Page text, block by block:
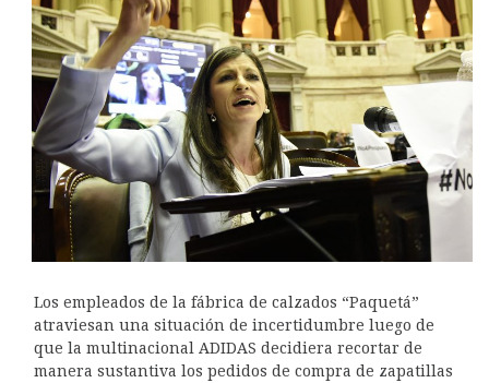
Los empleados de la fábrica de calzados “Paquetá”
atraviesan una situación de incertidumbre luego de
que la multinacional ADIDAS decidiera recortar de
manera sustantiva los pedidos de compra de zapatillas